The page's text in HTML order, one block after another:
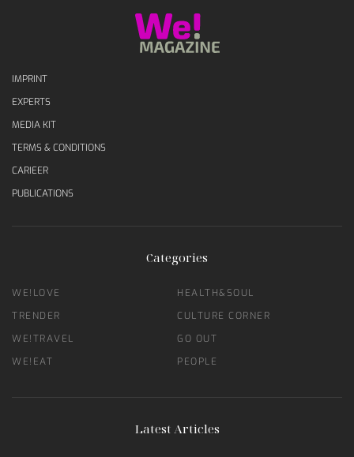
IMPRINT
EXPERTS
MEDIA KIT
TERMS & CONDITIONS
CARIEER
PUBLICATIONS
Categories
WE!LOVE
TRENDER
WE!TRAVEL
WE!EAT
HEALTH&SOUL
CULTURE CORNER
GO OUT
PEOPLE
Latest Articles